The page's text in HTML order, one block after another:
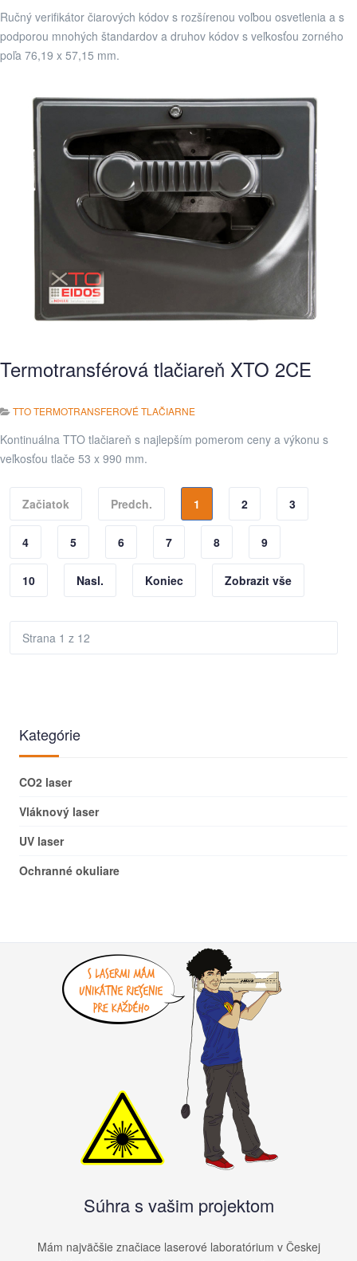
Ručný verifikátor čiarových kódov s rozšírenou voľbou osvetlenia a s
podporou mnohých štandardov a druhov kódov s veľkosťou zorného
poľa 76,19 x 57,15 mm.
Termotransférová tlačiareň XTO 2CE
TTO TERMOTRANSFEROVÉ TLAČIARNE
Kontinuálna TTO tlačiareň s najlepším pomerom ceny a výkonu s
veľkosťou tlače 53 x 990 mm.
Začiatok Predch. 1 2 3
4 5 6 7 8 9
10 Nasl. Koniec Zobrazit vše
Strana 1 z 12
Kategórie
CO2 laser
Vláknový laser
UV laser
Ochranné okuliare
Súhra s vašim projektom
Mám najväčšie značiace laserové laboratórium v ​​Českej